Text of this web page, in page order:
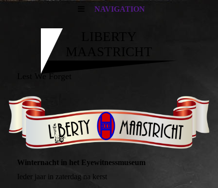
NAVIGATION
LIBERTY
MAASTRICHT
Lest We Forget
Winternacht in het Eyewitnessmuseum
Ieder jaar in zaterdag na kerst